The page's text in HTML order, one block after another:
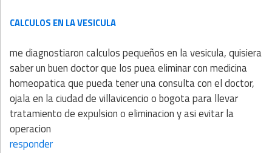
CALCULOS EN LA VESICULA
me diagnostiaron calculos pequeños en la vesicula, quisiera
saber un buen doctor que los puea eliminar con medicina
homeopatica que pueda tener una consulta con el doctor,
ojala en la ciudad de villavicencio o bogota para llevar
tratamiento de expulsion o eliminacion y asi evitar la
operacion
responder